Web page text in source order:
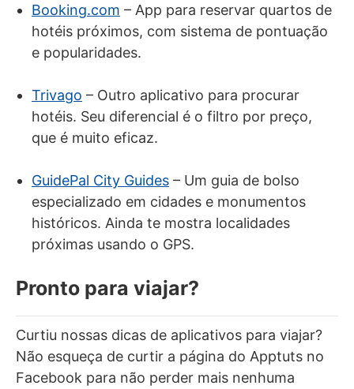
Booking.com – App para reservar quartos de
hotéis próximos, com sistema de pontuação
e popularidades.
Trivago – Outro aplicativo para procurar
hotéis. Seu diferencial é o filtro por preço,
que é muito eficaz.
GuidePal City Guides – Um guia de bolso
especializado em cidades e monumentos
históricos. Ainda te mostra localidades
próximas usando o GPS.
Pronto para viajar?
Curtiu nossas dicas de aplicativos para viajar?
Não esqueça de curtir a página do Apptuts no
Facebook para não perder mais nenhuma